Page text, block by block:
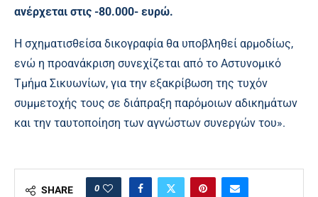
ανέρχεται στις -80.000- ευρώ.
Η σχηματισθείσα δικογραφία θα υποβληθεί αρμοδίως,
ενώ η προανάκριση συνεχίζεται από το Αστυνομικό
Τμήμα Σικυωνίων, για την εξακρίβωση της τυχόν
συμμετοχής τους σε διάπραξη παρόμοιων αδικημάτων
και την ταυτοποίηση των αγνώστων συνεργών του».
SHARE 0